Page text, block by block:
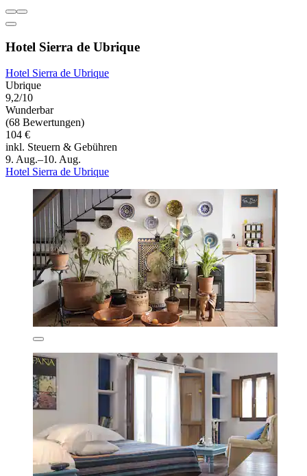
Hotel Sierra de Ubrique
Hotel Sierra de Ubrique
Ubrique
9,2/10
Wunderbar
(68 Bewertungen)
104 €
inkl. Steuern & Gebühren
9. Aug.–10. Aug.
Hotel Sierra de Ubrique